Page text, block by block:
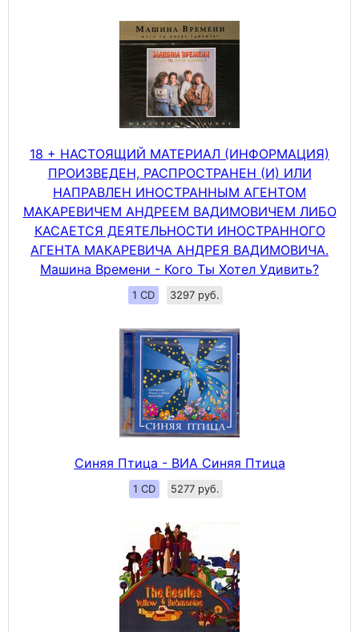
18 + НАСТОЯЩИЙ МАТЕРИАЛ (ИНФОРМАЦИЯ)
ПРОИЗВЕДЕН, РАСПРОСТРАНЕН (И) ИЛИ
НАПРАВЛЕН ИНОСТРАННЫМ АГЕНТОМ
МАКАРЕВИЧЕМ АНДРЕЕМ ВАДИМОВИЧЕМ ЛИБО
КАСАЕТСЯ ДЕЯТЕЛЬНОСТИ ИНОСТРАННОГО
АГЕНТА МАКАРЕВИЧА АНДРЕЯ ВАДИМОВИЧА.
Машина Времени - Кого Ты Хотел Удивить?
1 CD 3297 руб.
Синяя Птица - ВИА Синяя Птица
1 CD 5277 руб.